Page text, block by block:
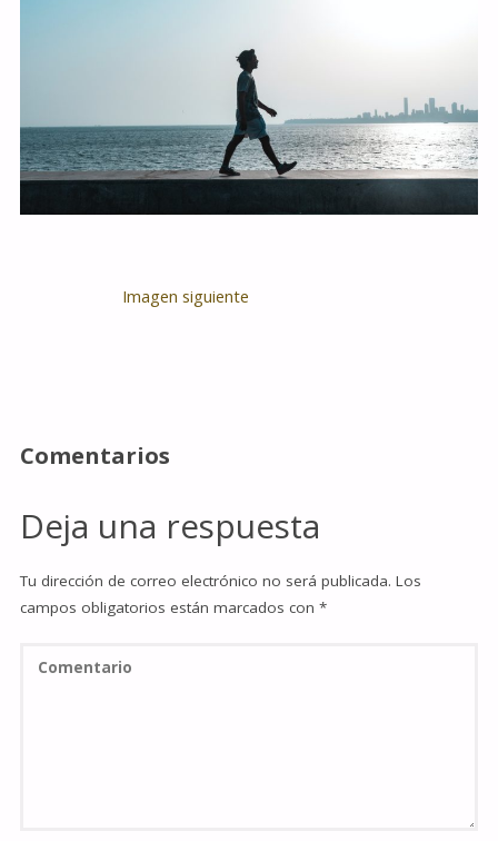
Imagen siguiente
Comentarios
Deja una respuesta
Tu dirección de correo electrónico no será publicada. Los
campos obligatorios están marcados con *